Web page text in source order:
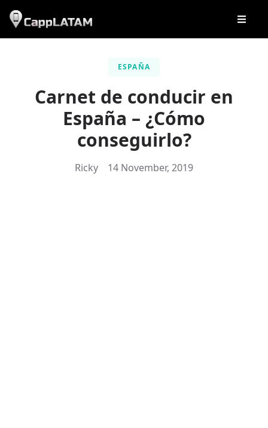
ESPAÑA
Carnet de conducir en
España – ¿Cómo
conseguirlo?
Ricky 14 November, 2019